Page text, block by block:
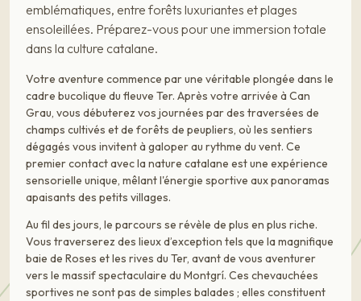
emblématiques, entre forêts luxuriantes et plages
ensoleillées. Préparez-vous pour une immersion totale
dans la culture catalane.
Votre aventure commence par une véritable plongée dans le
cadre bucolique du fleuve Ter. Après votre arrivée à Can
Grau, vous débuterez vos journées par des traversées de
champs cultivés et de forêts de peupliers, où les sentiers
dégagés vous invitent à galoper au rythme du vent. Ce
premier contact avec la nature catalane est une expérience
sensorielle unique, mêlant l'énergie sportive aux panoramas
apaisants des petits villages.
Au fil des jours, le parcours se révèle de plus en plus riche.
Vous traverserez des lieux d’exception tels que la magnifique
baie de Roses et les rives du Ter, avant de vous aventurer
vers le massif spectaculaire du Montgrí. Ces chevauchées
sportives ne sont pas de simples balades ; elles constituent